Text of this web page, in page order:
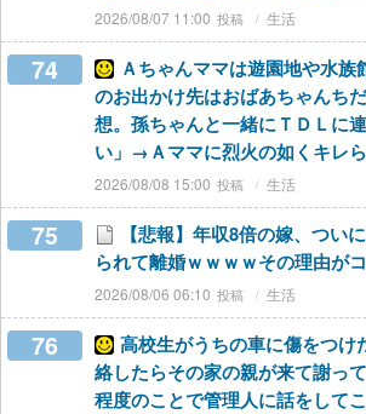
2026/08/07 11:00 生活
74
Ａちゃんママは遊園地や水族
のお出かけ先はおばあちゃんち
想。孫ちゃんと一緒にＴＤＬに
い」→Ａママに烈火の如くキレ
2026/08/08 15:00 生活
75
【悲報】年収8倍の嫁、つい
られて離婚ｗｗｗｗその理由が
2026/08/06 06:10 生活
76
高校生がうちの車に傷をつけ
絡したらその家の親が来て謝っ
程度のことで管理人に話をして